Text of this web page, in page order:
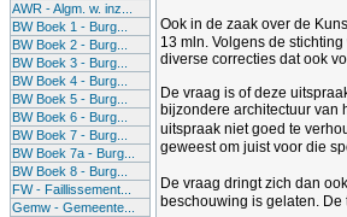
AWR - Algm. w. inz...
BW Boek 1 - Burg...
BW Boek 2 - Burg...
BW Boek 3 - Burg...
BW Boek 4 - Burg...
BW Boek 5 - Burg...
BW Boek 6 - Burg...
BW Boek 7 - Burg...
BW Boek 7a - Burg...
BW Boek 8 - Burg...
FW - Faillissement...
Gemw - Gemeente...
Ook in de zaak over de
13 mln. Volgens de
diverse correcties dat ook
De vraag is of deze
bijzondere architectuur van
uitspraak niet goed te
geweest om juist voor die
De vraag dringt zich dan
beschouwing is gelaten.